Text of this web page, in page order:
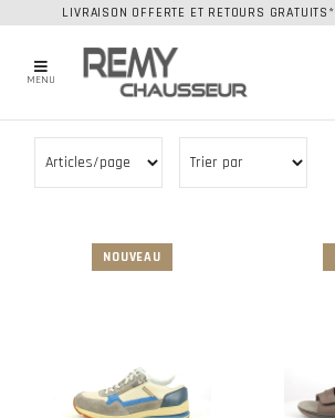
LIVRAISON OFFERTE ET RETOURS GRATUITS*
MENU